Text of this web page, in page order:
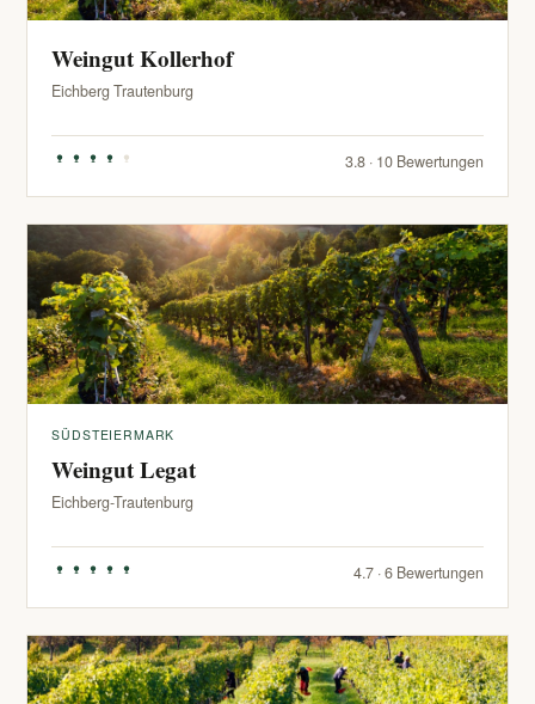
Weingut Kollerhof
Eichberg Trautenburg
3.8 · 10 Bewertungen
SÜDSTEIERMARK
Weingut Legat
Eichberg-Trautenburg
4.7 · 6 Bewertungen